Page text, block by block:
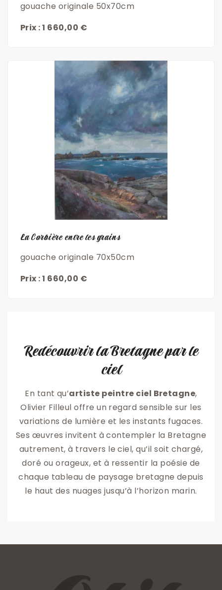
gouache originale 50x70cm
Prix : 1 660,00 €
La Corbière entre les grains
gouache originale 70x50cm
Prix : 1 660,00 €
Découvrir
Redécouvrir la Bretagne par le
ciel
En tant qu’artiste peintre ciel Bretagne,
Olivier Filleul offre un regard sensible sur les
variations de lumière et les instants fugaces.
Ses œuvres invitent à contempler la Bretagne
autrement, à travers le ciel, qu’il soit chargé,
doré ou orageux, et à ressentir la poésie de
chaque tableau de paysage bretagne depuis
le haut des nuages jusqu’à l’horizon marin.